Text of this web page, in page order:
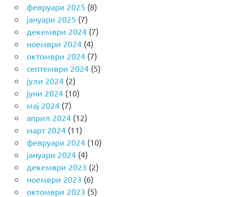
февруари 2025 (8)
јануари 2025 (7)
декември 2024(7)
ноември 2024(4)
октомври 2024(7)
септември 2024(5)
јули 2024(2)
јуни 2024(10)
мај 2024(7)
април 2024(12)
март 2024(11)
февруари 2024(10)
јануари 2024(4)
декември 2023 (2)
ноември 2023 (6)
октомври 2023 (5)